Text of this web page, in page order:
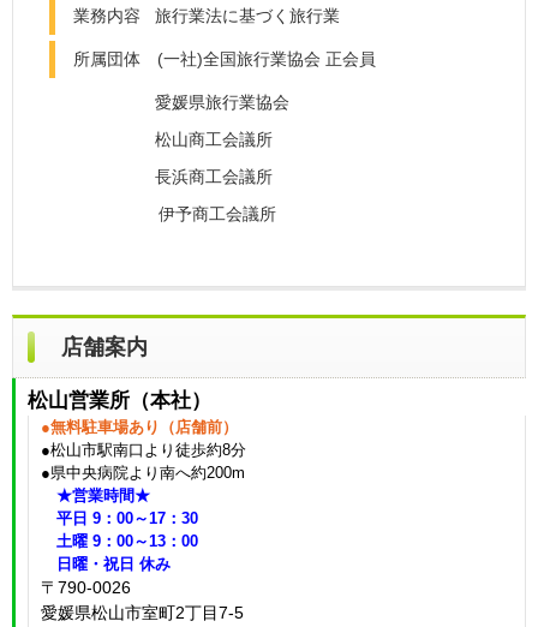
業務内容 旅行業法に基づく旅行業
所属団体 (一社)全国旅行業協会 正会員
愛媛県旅行業協会
松山商工会議所
長浜商工会議所
伊予商工会議所
店舗案内
松山営業所（本社）
●無料駐車場あり（店舗前）
●松山市駅南口より徒歩約8分
●県中央病院より南へ約200m
★営業時間★
平日 9：00～17：30
土曜 9：00～13：00
日曜・祝日 休み
〒790-0026
愛媛県松山市室町2丁目7-5